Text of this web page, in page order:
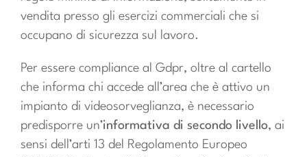
vendita presso gli esercizi commerciali che si
occupano di sicurezza sul lavoro.
Per essere compliance al Gdpr, oltre al cartello
che informa chi accede all’area che è attivo un
impianto di videosorveglianza, è necessario
predisporre un’informativa di secondo livello, ai
sensi dell’arti 13 del Regolamento Europeo